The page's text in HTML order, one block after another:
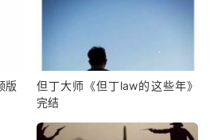
版
但丁大师《但丁law的这些年》
完结